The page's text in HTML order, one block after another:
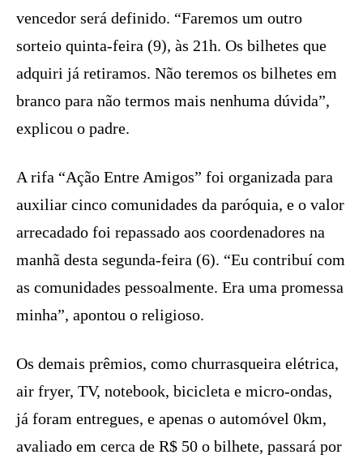
vencedor será definido. “Faremos um outro
sorteio quinta-feira (9), às 21h. Os bilhetes que
adquiri já retiramos. Não teremos os bilhetes em
branco para não termos mais nenhuma dúvida”,
explicou o padre.
A rifa “Ação Entre Amigos” foi organizada para
auxiliar cinco comunidades da paróquia, e o valor
arrecadado foi repassado aos coordenadores na
manhã desta segunda-feira (6). “Eu contribuí com
as comunidades pessoalmente. Era uma promessa
minha”, apontou o religioso.
Os demais prêmios, como churrasqueira elétrica,
air fryer, TV, notebook, bicicleta e micro-ondas,
já foram entregues, e apenas o automóvel 0km,
avaliado em cerca de R$ 50 o bilhete, passará por